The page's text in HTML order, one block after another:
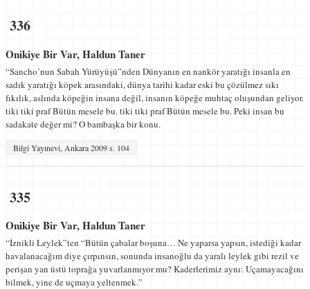
336
Onikiye Bir Var, Haldun Taner
“Sancho’nun Sabah Yürüyüşü”nden Dünyanın en nankör yara­tığı insanla en
sadık yaratığı köpek arasındaki, dünya tarihi kadar eski bu çözülmez sıkı
fıkılık, aslında köpeğin insana değil, insanın köpeğe muhtaç oluşundan geliyor.
tiki tiki praf Bütün mesele bu. tiki tiki praf Bütün mesele bu. Peki insan bu
sadakate değer mi? O bambaşka bir konu.
Bilgi Yayınevi, Ankara 2009 s. 104
335
Onikiye Bir Var, Haldun Taner
“İznikli Leylek”ten “Bütün çabalar boşuna… Ne yaparsa yapsın, istediği kadar
ha­valanacağım diye çırpınsın, sonunda insanoğlu da yaralı leylek gibi rezil ve
perişan yan üstü toprağa yuvarlanmıyor mu? Kaderle­rimiz aynı: Uçamayacağını
bilmek, yine de uçmaya yeltenmek.”